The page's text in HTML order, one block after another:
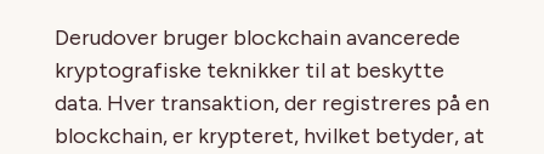
Derudover bruger blockchain avancerede
kryptografiske teknikker til at beskytte
data. Hver transaktion, der registreres på en
blockchain, er krypteret, hvilket betyder, at